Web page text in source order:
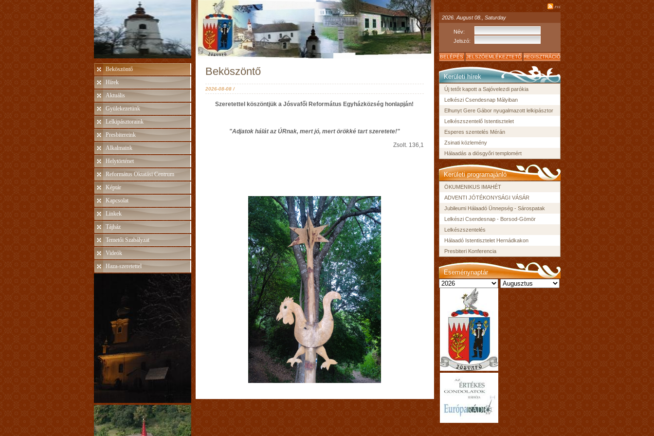
Beköszöntő
Hírek
Aktuális
Gyülekezetünk
Lelkipásztoraink
Presbitereink
Alkalmaink
Helytörténet
Református Oktatási Centrum
Képtár
Kapcsolat
Linkek
Tájház
Temetői Szabályzat
Videók
Haza-szeretettel
Beköszöntő
2026-08-08 /
Szeretettel köszöntjük a Jósvafői Református Egyházközség honlapján!
"Adjatok hálát az ÚRnak, mert jó, mert örökké tart szeretete!"
Zsolt. 136,1
rss
2026. August 08., Saturday
Név:
Jelszó:
BELÉPÉS JELSZÓEMLÉKEZTETŐ REGISZTRÁCIÓ
Kerületi hírek
Új tetőt kapott a Sajóvelezdi parókia
Lelkészi Csendesnap Mályiban
Elhunyt Gere Gábor nyugalmazott lelkipásztor
Lelkészszentelő Istentisztelet
Esperes szentelés Mérán
Zsinati közlemény
Hálaadás a diósgyőri templomért
Kerületi programajánló
ÖKUMENIKUS IMAHÉT
ADVENTI JÓTÉKONYSÁGI VÁSÁR
Jubileumi Hálaadó Ünnepség - Sárospatak
Lelkészi Csendesnap - Borsod-Gömör
Lelkészszentelés
Hálaadó Istentisztelet Hernádkakon
Presbiteri Konferencia
Eseménynaptár